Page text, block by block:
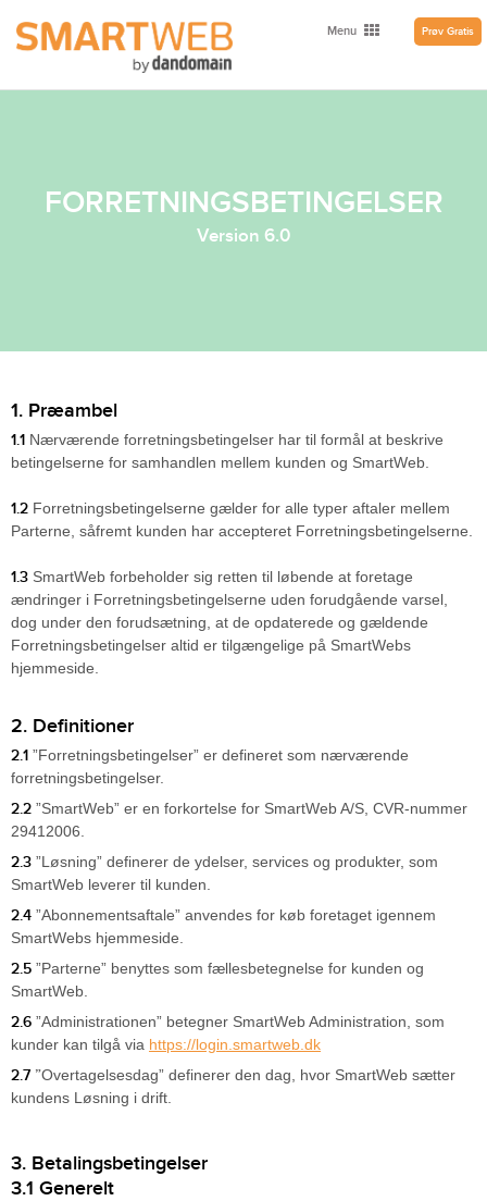
Menu Prøv Gratis
FORRETNINGSBETINGELSER
Version 6.0
1. Præambel
1.1 Nærværende forretningsbetingelser har til formål at beskrive
betingelserne for samhandlen mellem kunden og SmartWeb.
1.2 Forretningsbetingelserne gælder for alle typer aftaler mellem
Parterne, såfremt kunden har accepteret Forretningsbetingelserne.
1.3 SmartWeb forbeholder sig retten til løbende at foretage
ændringer i Forretningsbetingelserne uden forudgående varsel,
dog under den forudsætning, at de opdaterede og gældende
Forretningsbetingelser altid er tilgængelige på SmartWebs
hjemmeside.
2. Definitioner
2.1 ”Forretningsbetingelser” er defineret som nærværende
forretningsbetingelser.
2.2 ”SmartWeb” er en forkortelse for SmartWeb A/S, CVR-nummer
29412006.
2.3 ”Løsning” definerer de ydelser, services og produkter, som
SmartWeb leverer til kunden.
2.4 ”Abonnementsaftale” anvendes for køb foretaget igennem
SmartWebs hjemmeside.
2.5 ”Parterne” benyttes som fællesbetegnelse for kunden og
SmartWeb.
2.6 ”Administrationen” betegner SmartWeb Administration, som
kunder kan tilgå via https://login.smartweb.dk
2.7 ”Overtagelsesdag” definerer den dag, hvor SmartWeb sætter
kundens Løsning i drift.
3. Betalingsbetingelser
3.1 Generelt